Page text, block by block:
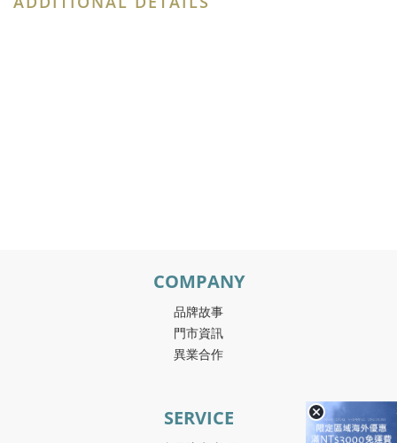
COMPANY
品牌故事
門市資訊
異業合作
SERVICE